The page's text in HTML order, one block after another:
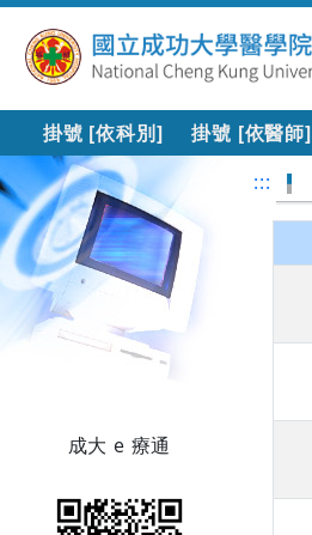
掛號 [依科別] 掛號 [依醫師]
成大 e 療通
:::